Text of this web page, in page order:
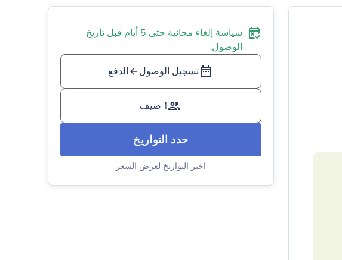
سياسة إلغاء مجانية حتى 5 أيام قبل تاريخ
الوصول.
تسجيل الوصول الدفع
1 ضيف
حدد التواريخ
اختر التواريخ لعرض السعر